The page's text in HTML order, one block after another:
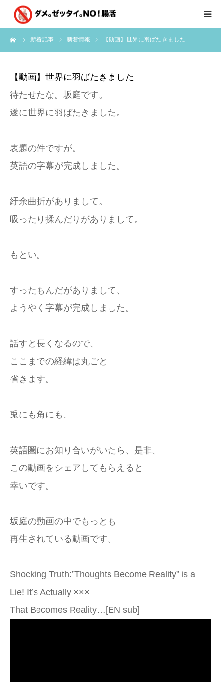
新着記事 新着情報 【動画】世界に羽ばたきました
【動画】世界に羽ばたきました
待たせたな。坂庭です。
遂に世界に羽ばたきました。
表題の件ですが。
英語の字幕が完成しました。
紆余曲折がありまして。
吸ったり揉んだりがありまして。
もとい。
すったもんだがありまして、
ようやく字幕が完成しました。
話すと長くなるので、
ここまでの経緯は丸ごと
省きます。
兎にも角にも。
英語圏にお知り合いがいたら、是非、
この動画をシェアしてもらえると
幸いです。
坂庭の動画の中でもっとも
再生されている動画です。
Shocking Truth:”Thoughts Become Reality” is a
Lie! It’s Actually ×××
That Becomes Reality…[EN sub]
はじめに
個別コンサルのご感想
有料会員限定特別メニュー